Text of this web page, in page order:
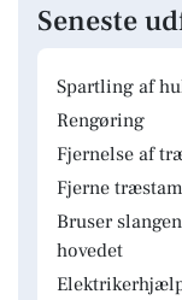
Seneste
Spartling af
Rengøring
Fjernelse af
Fjerne
Bruser
hovedet